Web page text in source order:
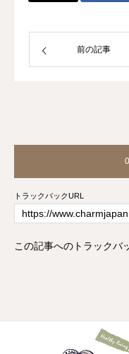
前の記事
トラックバックURL
この記事へのトラックバ